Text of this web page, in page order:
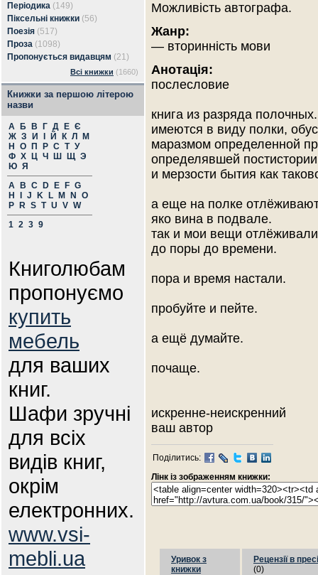
Періодика (149)
Піксельні книжки (56)
Поезія (517)
Проза (1098)
Пропонується видавцям (21)
Всі книжки (1660)
Книжки за першою літерою
назви
А Б В Г Д Е Є
Ж З И Й К Л
М
Н
О П Р С Т У
Ф Х Ц Ч Ш Щ Э
Ю Я
A
B C D E F G
H
J K L M N
O
P
R S T U V W
1 2 3 9
Книголюбам
пропонуємо
купить
мебель
для ваших
книг.
Шафи зручні
для всіх
видів книг,
окрім
електронних.
www.vsi-
mebli.ua
Можливість автографа.
Жанр:
— вторинність мови
Анотація:
послесловие
книга из разряда полочных.
имеются в виду полки,
маразмом определенной
определявшей постистории
и мерзости бытия как
а еще на полке
яко вина в подвале.
так и мои вещи
до поры до времени.
пора и время настали.
пробуйте и пейте.
а ещё думайте.
почаще.
искренне-неискренний
ваш автор
Поділитись:
Лінк із зображенням книжки:
Уривок з
книжки
Рецензії в пресі
(0)